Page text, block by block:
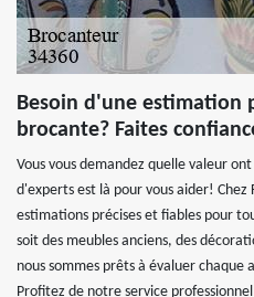
Besoin d'une estimation
brocante? Faites
Vous vous demandez quelle valeur
d'experts est là pour vous aider! Chez
estimations précises et fiables pour
soit des meubles anciens, des
nous sommes prêts à évaluer chaque
Profitez de notre service